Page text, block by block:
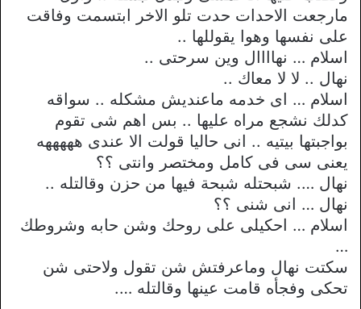
مارجعت الاحدات حدت تلو الاخر ابتسمت وفاقت
على نفسها وهوا يقوللها ..
اسلام … نهاااال وين سرحتى ..
نهال .. لا لا معاك ..
اسلام … اى خدمه ماعنديش مشكله .. سواقه
كدلك نشجع مراه عليها .. بس اهم شى تقوم
بواجبتها بيتيه .. انى حاليا قولت الا عندى هههههه
يعنى سى فى كامل ومختصر وانتى ؟؟
نهال …. شبحتله شبحة فيها من حزن وقالتله ..
نهال … انى شنى ؟؟
اسلام … احكيلى على روحك وشن حابه وشروطك
…
سكتت نهال وماعرفتش شن تقول ولاحتى شن
تحكى وفجأه قامت عينها وقالتله ….